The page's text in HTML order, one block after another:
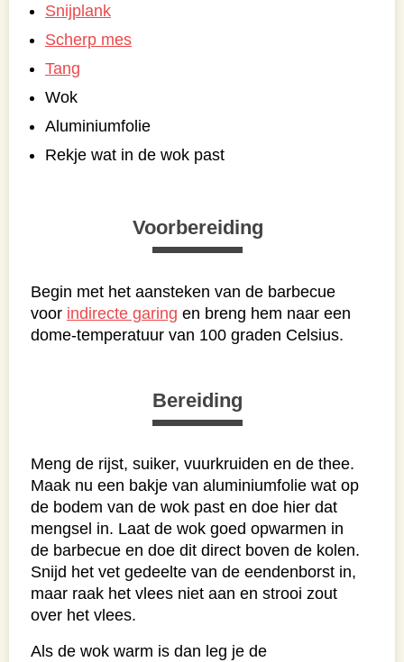
Snijplank
Scherp mes
Tang
Wok
Aluminiumfolie
Rekje wat in de wok past
Voorbereiding
Begin met het aansteken van de barbecue
voor indirecte garing en breng hem naar een
dome-temperatuur van 100 graden Celsius.
Bereiding
Meng de rijst, suiker, vuurkruiden en de thee.
Maak nu een bakje van aluminiumfolie wat op
de bodem van de wok past en doe hier dat
mengsel in. Laat de wok goed opwarmen in
de barbecue en doe dit direct boven de kolen.
Snijd het vet gedeelte van de eendenborst in,
maar raak het vlees niet aan en strooi zout
over het vlees.
Als de wok warm is dan leg je de